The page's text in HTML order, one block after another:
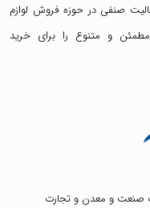
صنفی در حوزه فروش لوازم
و متنوع را برای خرید
صنعت و معدن و تجارت